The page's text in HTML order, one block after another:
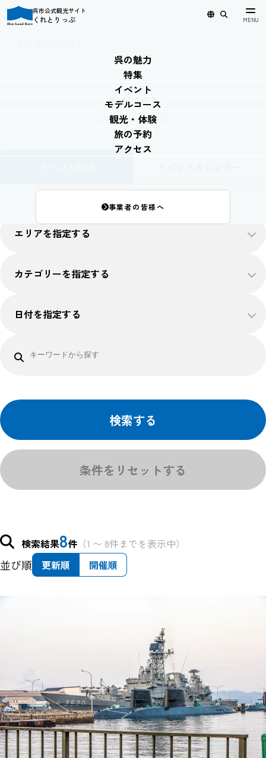
呉市公式観光サイト
くれとりっぷ
呉の魅力
特集
イベント
モデルコース
観光・体験
旅の予約
アクセス
事業者の皆様へ
イベント
エリアを指定する
カテゴリーを指定する
日付を指定する
検索する
条件をリセットする
検索結果8件 （1 〜 8件までを表示中）
並び順 更新順 開催順